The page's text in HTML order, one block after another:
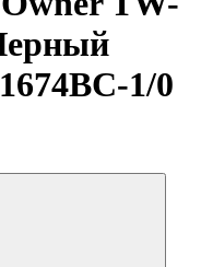
1/0